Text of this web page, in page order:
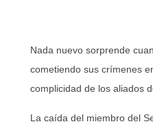
Nada nuevo sorprende
cometiendo sus crímenes
complicidad de los aliados
La caída del miembro del